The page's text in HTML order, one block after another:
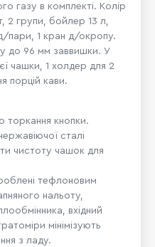
газу в комплекті. Колір
2 групи, бойлер 13 л,
пари, 1 кран д/окропу.
до 96 мм заввишки. У
чашки, 1 холдер для 2
порцій кави.
торкання кнопки.
сталі
чистоту чашок для
тефлоновим
нальоту,
вхідний
мінімізують
з ладу.